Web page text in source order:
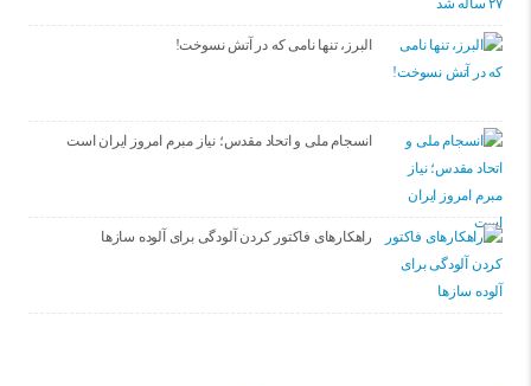
البرز، تنها نامی که در آتش نسوخت!
انسجام ملی و اتحاد مقدس؛ نیاز مبرم امروز ایران است
راهکارهای فاکتور کردن آلودگی برای آلوده سازها